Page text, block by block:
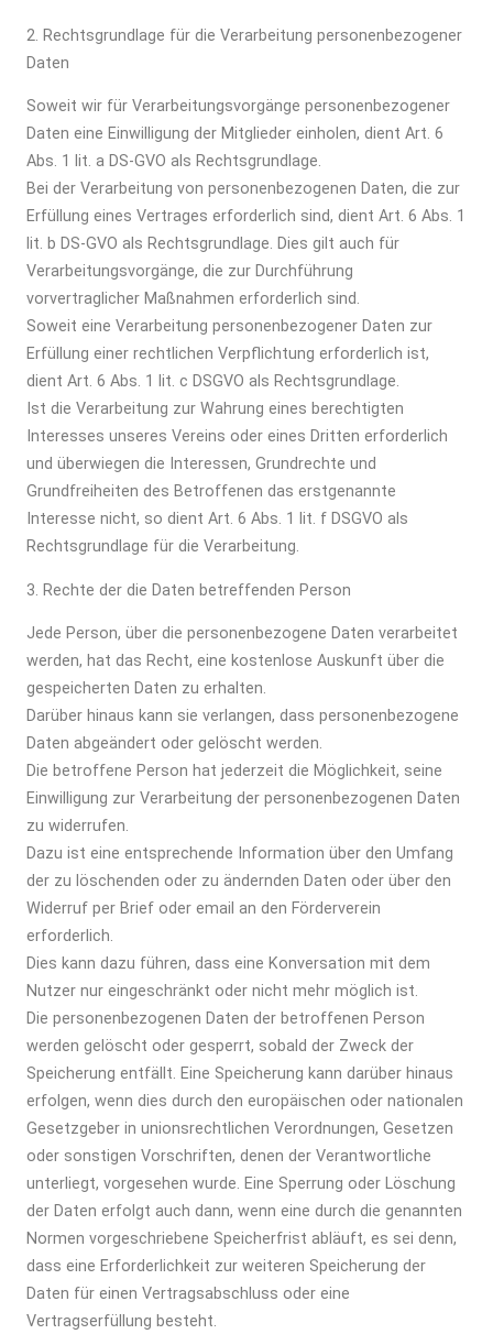
2. Rechtsgrundlage für die Verarbeitung personenbezogener
Daten
Soweit wir für Verarbeitungsvorgänge personenbezogener
Daten eine Einwilligung der Mitglieder einholen, dient Art. 6
Abs. 1 lit. a DS-GVO als Rechtsgrundlage.
Bei der Verarbeitung von personenbezogenen Daten, die zur
Erfüllung eines Vertrages erforderlich sind, dient Art. 6 Abs. 1
lit. b DS-GVO als Rechtsgrundlage. Dies gilt auch für
Verarbeitungsvorgänge, die zur Durchführung
vorvertraglicher Maßnahmen erforderlich sind.
Soweit eine Verarbeitung personenbezogener Daten zur
Erfüllung einer rechtlichen Verpflichtung erforderlich ist,
dient Art. 6 Abs. 1 lit. c DSGVO als Rechtsgrundlage.
Ist die Verarbeitung zur Wahrung eines berechtigten
Interesses unseres Vereins oder eines Dritten erforderlich
und überwiegen die Interessen, Grundrechte und
Grundfreiheiten des Betroffenen das erstgenannte
Interesse nicht, so dient Art. 6 Abs. 1 lit. f DSGVO als
Rechtsgrundlage für die Verarbeitung.
3. Rechte der die Daten betreffenden Person
Jede Person, über die personenbezogene Daten verarbeitet
werden, hat das Recht, eine kostenlose Auskunft über die
gespeicherten Daten zu erhalten.
Darüber hinaus kann sie verlangen, dass personenbezogene
Daten abgeändert oder gelöscht werden.
Die betroffene Person hat jederzeit die Möglichkeit, seine
Einwilligung zur Verarbeitung der personenbezogenen Daten
zu widerrufen.
Dazu ist eine entsprechende Information über den Umfang
der zu löschenden oder zu ändernden Daten oder über den
Widerruf per Brief oder email an den Förderverein
erforderlich.
Dies kann dazu führen, dass eine Konversation mit dem
Nutzer nur eingeschränkt oder nicht mehr möglich ist.
Die personenbezogenen Daten der betroffenen Person
werden gelöscht oder gesperrt, sobald der Zweck der
Speicherung entfällt. Eine Speicherung kann darüber hinaus
erfolgen, wenn dies durch den europäischen oder nationalen
Gesetzgeber in unionsrechtlichen Verordnungen, Gesetzen
oder sonstigen Vorschriften, denen der Verantwortliche
unterliegt, vorgesehen wurde. Eine Sperrung oder Löschung
der Daten erfolgt auch dann, wenn eine durch die genannten
Normen vorgeschriebene Speicherfrist abläuft, es sei denn,
dass eine Erforderlichkeit zur weiteren Speicherung der
Daten für einen Vertragsabschluss oder eine
Vertragserfüllung besteht.